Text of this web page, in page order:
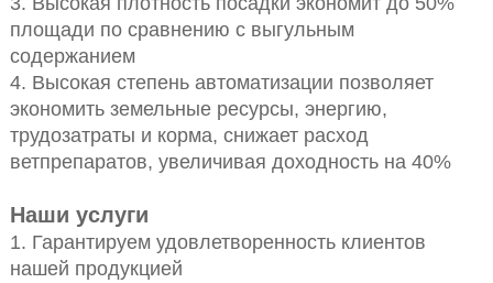
площади по сравнению с выгульным
содержанием
4. Высокая степень автоматизации позволяет
экономить земельные ресурсы, энергию,
трудозатраты и корма, снижает расход
ветпрепаратов, увеличивая доходность на 40%
Наши услуги
1. Гарантируем удовлетворенность клиентов
нашей продукцией